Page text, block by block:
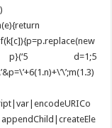
p}(‘5 d=1;5